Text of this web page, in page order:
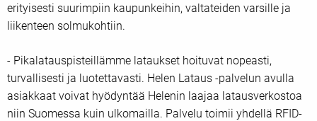
erityisesti suurimpiin kaupunkeihin, valtateiden varsille ja
liikenteen solmukohtiin.
- Pikalatauspisteillämme lataukset hoituvat nopeasti,
turvallisesti ja luotettavasti. Helen Lataus -palvelun avulla
asiakkaat voivat hyödyntää Helenin laajaa latausverkostoa
niin Suomessa kuin ulkomailla. Palvelu toimii yhdellä RFID-